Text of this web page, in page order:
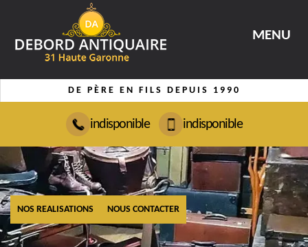
MENU
DE PÈRE EN FILS DEPUIS 1990
indisponible indisponible
NOS REALISATIONS NOUS CONTACTER